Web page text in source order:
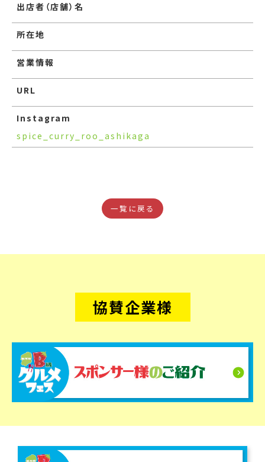
出店者（店舗）名
所在地
営業情報
URL
Instagram
spice_curry_roo_ashikaga
一覧に戻る
協賛企業様